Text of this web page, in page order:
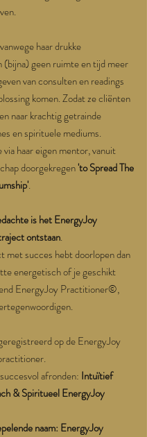
haar drukke
(bijna) geen ruimte en tijd meer
van consulten en readings
komen. Zodat ze cliënten
naar krachtig getrainde
en spirituele mediums.
haar eigen mentor, vanuit
doorgekregen'to Spread The
.
is het EnergyJoy
ontstaan.
met succes hebt doorlopen dan
energetisch of je geschikt
EnergyJoy Practitioner©,
op de EnergyJoy
afronden: Intuïtief
& Spiritueel EnergyJoy
naam: EnergyJoy